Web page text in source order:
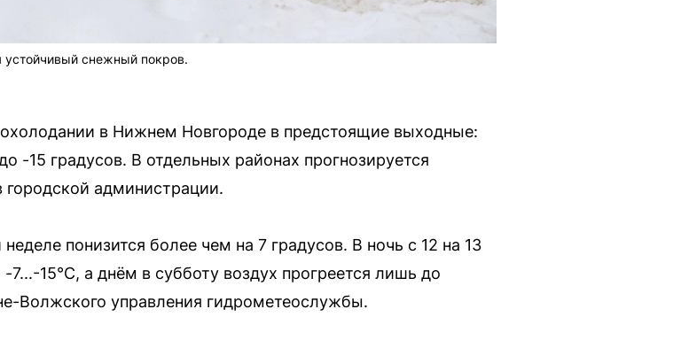
снежный покров.
в Нижнем Новгороде в предстоящие выходные:
-15 градусов. В отдельных районах прогнозируется
администрации.
понизится более чем на 7 градусов. В ночь с 12 на 13
15°C, а днём в субботу воздух прогреется лишь до
Волжского управления гидрометеослужбы.